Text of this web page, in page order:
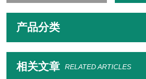
产品分类
相关文章 RELATED ARTICLES